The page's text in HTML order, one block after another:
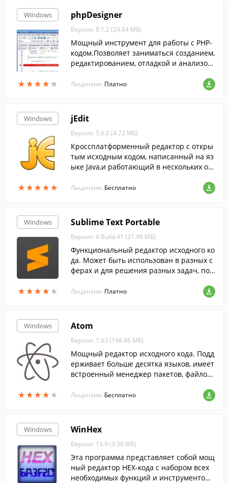
Windows
★★★★★
★★★★★
phpDesigner
Версия: 8.1.2 (24.84 МБ)
Мощный инструмент для работы с PHP-
кодом.Позволяет заниматься созданием,
редактированием, отладкой и анализом
Лицензия: Платно
Windows
★★★★★
★★★★★
jEdit
Версия: 5.6.0 (4.72 МБ)
Кроссплатформенный редактор с откры
тым исходным кодом, написанный на яз
ыке Java,и работающий в нескольких оп
Лицензия: Бесплатно
Windows
★★★★ ★
★★★★ ★
Sublime Text Portable
Версия: 4 Build 41 (21.98 МБ)
Функциональный редактор исходного ко
да. Может быть использован в разных с
ферах и для решения разных задач, пос
Лицензия: Платно
Windows
★★★★★
★★★★★
Atom
Версия: 1.63 (198.86 МБ)
Мощный редактор исходного кода. Подд
ерживает больше десятка языков, имеет
встроенный менеджер пакетов, файлов
Лицензия: Бесплатно
Windows WinHex
Версия: 19.9 (3.38 МБ)
Эта программа представляет собой мощ
ный редактор HEX-кода с набором всех
необходимых функций и инструменто